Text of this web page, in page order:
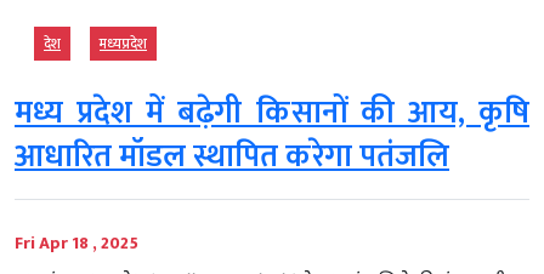
देश मध्‍यप्रदेश
मध्य प्रदेश में बढ़ेगी किसानों की आय, कृषि
आधारित मॉडल स्थापित करेगा पतंजलि
Fri Apr 18 , 2025